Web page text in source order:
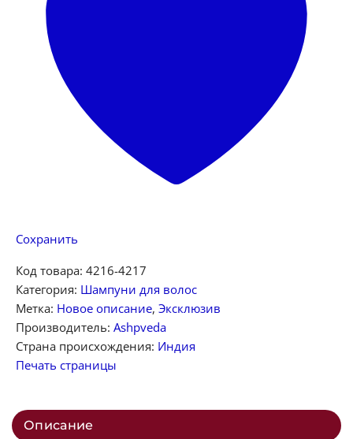
Сохранить
Код товара: 4216-4217
Категория: Шампуни для волос
Метка: Новое описание, Эксклюзив
Производитель: Ashpveda
Страна происхождения: Индия
Печать страницы
Описание